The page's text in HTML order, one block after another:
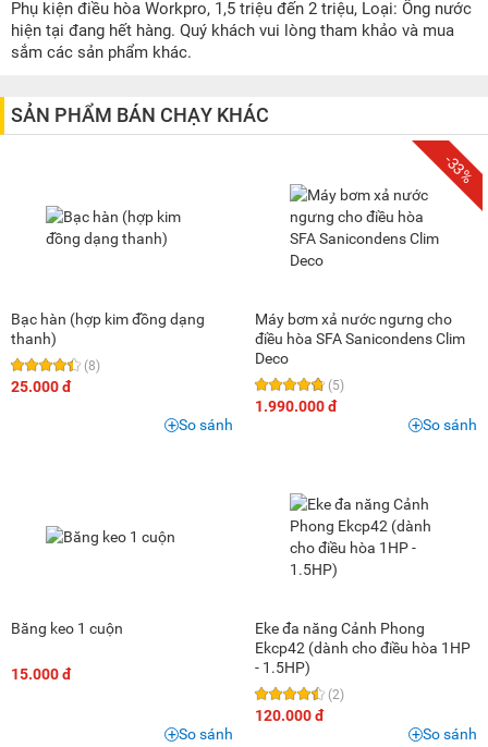
100K - 200K (6)
200K - 500K
500K - 1 triệu
1 triệu - 1,5 triệu (8)
3 triệu - 5 triệu (10)
10 triệu - 15 triệu (1)
Phụ kiện điều hòa Workpro, 1,5 triệu đến 2 triệu, Loại: Ống nước
hiện tại đang hết hàng. Quý khách vui lòng tham khảo và mua
sắm các sản phẩm khác.
SẢN PHẨM BÁN CHẠY KHÁC
Bạc hàn (hợp kim đồng dạng
thanh)
(8)
25.000 đ
So sánh
-33%
Máy bơm xả nước ngưng cho
điều hòa SFA Sanicondens Clim
Deco
(5)
1.990.000 đ
So sánh
Băng keo 1 cuộn
15.000 đ
So sánh
Eke đa năng Cảnh Phong
Ekcp42 (dành cho điều hòa 1HP
- 1.5HP)
(2)
120.000 đ
So sánh